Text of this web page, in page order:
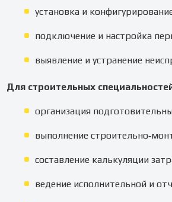
установка и
подключение и настройка
выявление и устранение
Для строительных
организация
выполнение
составление калькуляции
ведение исполнительной и